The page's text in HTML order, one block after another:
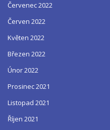
Červenec 2022
Červen 2022
Květen 2022
Březen 2022
Únor 2022
Prosinec 2021
Listopad 2021
Říjen 2021